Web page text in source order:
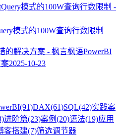
模式的100W查询行数限制
PowerBI
2025-10-23
(91)DAX(61)SQL(42)实践案
进阶篇(23)案例 (20)语法(19)应用
客搭建(7)筛选调节器